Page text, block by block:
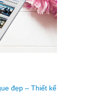
đẹp – Thiết kế